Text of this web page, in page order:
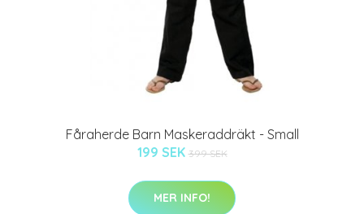
Fåraherde Barn Maskeraddräkt - Small
199 SEK 399 SEK
MER INFO!